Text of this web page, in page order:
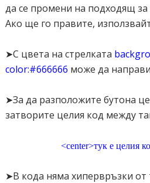
line-
border-
#translator-
#translator-wrapper
да се промени на подходящ за
Ако ще го правите,
➤С цвета на стрелката
color:#666666 може да
➤За да разположите бутона
затворите целия код между
<center>тук е целия
➤В кода няма хипервръзки от